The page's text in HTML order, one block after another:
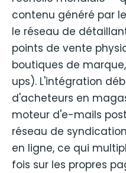
contenu généré par
le réseau de
points de vente
boutiques de
ups). L'intégration
d'acheteurs en
moteur d'e-mails
réseau de
en ligne, ce qui
fois sur les propres